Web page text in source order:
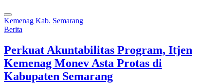
Kemenag Kab. Semarang
Berita
Perkuat Akuntabilitas Program, Itjen
Kemenag Monev Asta Protas di
Kabupaten Semarang